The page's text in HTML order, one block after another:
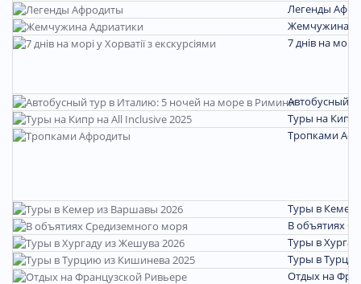
Легенды
Жемчужина
7 днів на морі
Автобусный
Туры на Кипр
Тропками
Туры в Кемер
В объятиях
Туры в
Туры в
Отдых на